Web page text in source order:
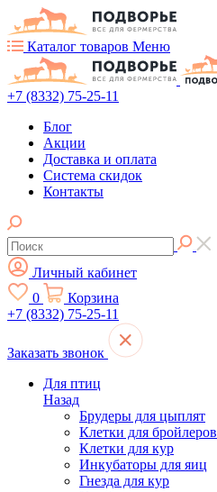
Каталог товаров Меню
+7 (8332) 75-25-11
Блог
Акции
Доставка и оплата
Система скидок
Контакты
Личный кабинет
0
Корзина
+7 (8332) 75-25-11
Заказать звонок
Для птиц
Назад
Брудеры для цыплят
Клетки для бройлеров
Клетки для кур
Инкубаторы для яиц
Гнезда для кур